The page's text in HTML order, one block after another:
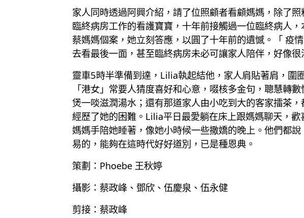
家人同時透過阿興介紹，請了位照顧者看顧媽媽，除了
臨終病房工作的看護寶寶，十年前接觸過一位臨終病人
蔡媽媽個案，她立刻答應，以圓了十年前的遺憾。「 疫
去看最後一面，甚至臨終病房未必可讓家人陪伴，好像
靈車5時半準備到達，Lilia執起結他，家人肩貼著肩，圍
「港女」常要人猜度喜好和心意，啜核多金句，聰慧轉
煲一啖滋潤湯水；還有那道家人由小吃到大的客家擂茶
經歷了她的困難。Lilia平日最愛躺在床上跟媽媽聊天，
媽媽手陪她睡著，像她小時候一些撒嬌的晚上。他們都
易的，能夠在這時代好好道別，已是種恩典。
策劃：Phoebe 王秋婷
攝影：蔡政峰、鄧欣、伍慶泉、伍永健
剪接：蔡政峰